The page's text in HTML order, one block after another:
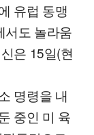
유럽 동맹
서도 놀라움
은 15일(현
명령을 내
중인 미 육